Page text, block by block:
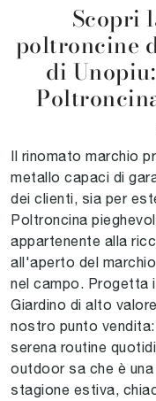
Scopri
poltroncine
di
Il rinomato marchio
metallo capaci di
dei clienti, sia per
Poltroncina
appartenente alla
all'aperto del
nel campo. Progetta
Giardino di alto
nostro punto
serena routine
outdoor sa che è
stagione estiva,